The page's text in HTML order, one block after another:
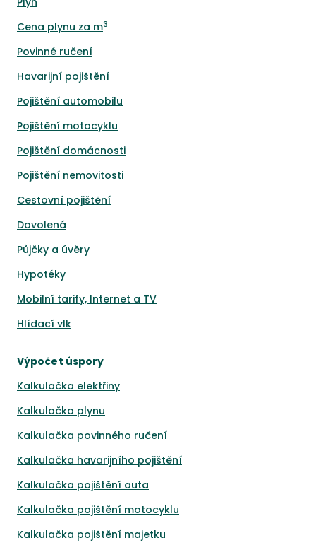
Cena plynu za m3
Povinné ručení
Havarijní pojištění
Pojištění automobilu
Pojištění motocyklu
Pojištění domácnosti
Pojištění nemovitosti
Cestovní pojištění
Dovolená
Půjčky a úvěry
Hypotéky
Mobilní tarify, Internet a TV
Hlídací vlk
Výpočet úspory
Kalkulačka elektřiny
Kalkulačka plynu
Kalkulačka povinného ručení
Kalkulačka havarijního pojištění
Kalkulačka pojištění auta
Kalkulačka pojištění motocyklu
Kalkulačka pojištění majetku